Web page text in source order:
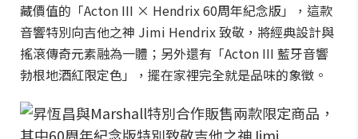
藏價值的「Acton III × Hendrix 60周年紀念版」，這款
音響特別向吉他之神 Jimi Hendrix 致敬，將經典設計與
搖滾傳奇元素融為一體；另外還有「Acton III 藍牙音響
勃根地酒紅限定色」，擺在家裡完全就是品味的象徵。